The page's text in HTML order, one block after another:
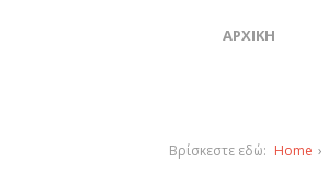
ΑΡΧΙΚΗ
Βρίσκεστε εδώ: Home ›